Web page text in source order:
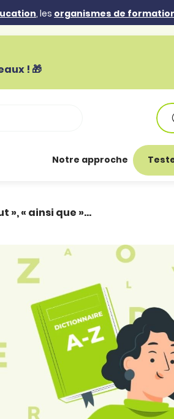
, les organismes de
! 🎁
Notre approche
», « ainsi que »…